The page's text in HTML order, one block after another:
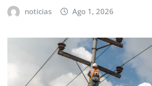
noticias Ago 1, 2026